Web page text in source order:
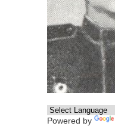
Powered by